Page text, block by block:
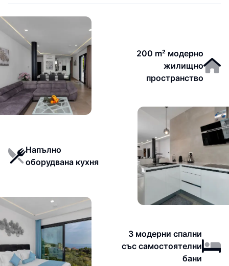
200 m² модерно
жилищно
пространство
Напълно
оборудвана кухня
3 модерни спални
със самостоятелни
бани